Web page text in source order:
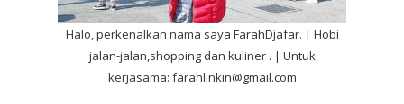
Halo, perkenalkan nama saya FarahDjafar. | Hobi
jalan-jalan,shopping dan kuliner . | Untuk
kerjasama: farahlinkin@gmail.com